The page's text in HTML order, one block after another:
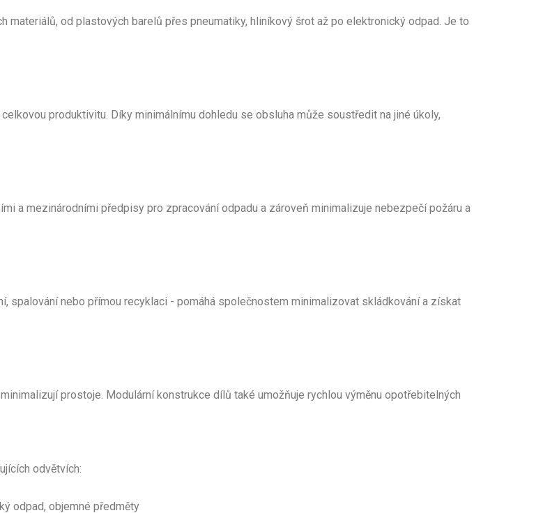
od plastových barelů přes pneumatiky, hliníkový šrot až po elektronický odpad. Je to
produktivitu. Díky minimálnímu dohledu se obsluha může soustředit na jiné úkoly,
a mezinárodními předpisy pro zpracování odpadu a zároveň minimalizuje nebezpečí požáru a
spalování nebo přímou recyklaci - pomáhá společnostem minimalizovat skládkování a získat
prostoje. Modulární konstrukce dílů také umožňuje rychlou výměnu opotřebitelných
odvětvích:
odpad, objemné předměty